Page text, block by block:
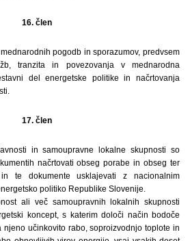
16. člen
pogodb in sporazumov, predvsem
tranzita in povezovanja v mednarodna
del energetske politike in načrtovanja
17. člen
in samoupravne lokalne skupnosti so
načrtovati obseg porabe in obseg ter
te dokumente usklajevati z nacionalnim
politiko Republike Slovenije.
ali več samoupravnih lokalnih skupnosti
koncept, s katerim določi način bodoče
učinkovito rabo, soproizvodnjo toplote in